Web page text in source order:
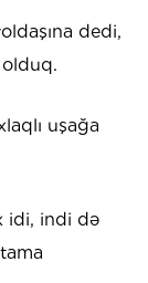
dedi,
olduq.
uşağa
idi, indi də